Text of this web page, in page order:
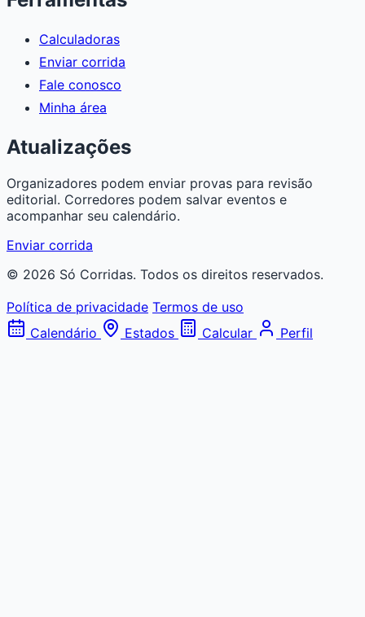
Calculadoras
Enviar corrida
Fale conosco
Minha área
Atualizações
Organizadores podem enviar provas para revisão
editorial. Corredores podem salvar eventos e
acompanhar seu calendário.
Enviar corrida
© 2026 Só Corridas. Todos os direitos reservados.
Política de privacidade Termos de uso
Calendário
Estados Calcular Perfil